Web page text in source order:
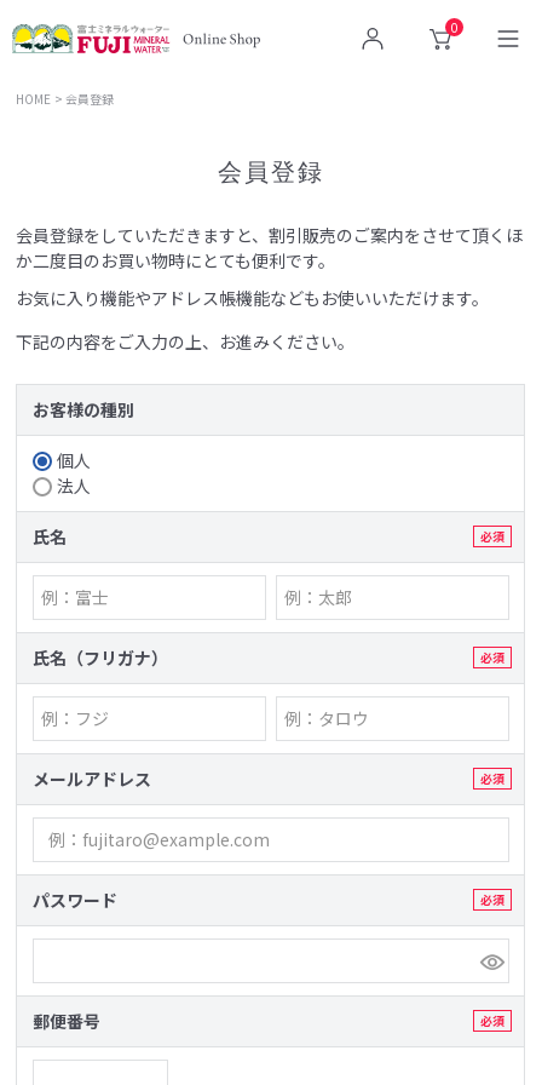
ログイン
0
カート
HOME 会員登録
会員登録
会員登録をしていただきますと、割引販売のご案内をさせて頂くほ
か二度目のお買い物時にとても便利です。
お気に入り機能やアドレス帳機能などもお使いいただけます。
下記の内容をご入力の上、お進みください。
お客様の種別
個人
法人
氏名
氏名（フリガナ）
メールアドレス
パスワード
郵便番号